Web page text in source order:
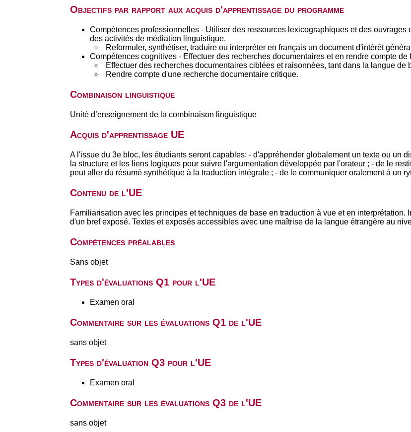
Objectifs par rapport aux acquis d'apprentissage du programme
Compétences professionnelles - Utiliser des ressources lexicographiques et des ouvrages
des activités de médiation linguistique.
Reformuler, synthétiser, traduire ou interpréter en français un document d'intérêt
Compétences cognitives - Effectuer des recherches documentaires et en rendre compte de
Effectuer des recherches documentaires ciblées et raisonnées, tant dans la langue
Rendre compte d'une recherche documentaire critique.
Combinaison linguistique
Unité d’enseignement de la combinaison linguistique
Acquis d'apprentissage UE
A l'issue du 3e bloc, les étudiants seront capables: - d'appréhender globalement un texte ou un
la structure et les liens logiques pour suivre l'argumentation développée par l'orateur ; - de le
peut aller du résumé synthétique à la traduction intégrale ; - de le communiquer oralement à un
Contenu de l'UE
Familiarisation avec les principes et techniques de base en traduction à vue et en interprétation.
d'un bref exposé. Textes et exposés accessibles avec une maîtrise de la langue étrangère au
Compétences préalables
Sans objet
Types d'évaluations Q1 pour l'UE
Examen oral
Commentaire sur les évaluations Q1 de l'UE
sans objet
Types d'évaluation Q3 pour l'UE
Examen oral
Commentaire sur les évaluations Q3 de l'UE
sans objet